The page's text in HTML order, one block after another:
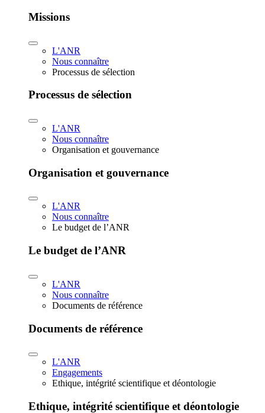
Missions
L'ANR
Nous connaître
Processus de sélection
Processus de sélection
L'ANR
Nous connaître
Organisation et gouvernance
Organisation et gouvernance
L'ANR
Nous connaître
Le budget de l’ANR
Le budget de l’ANR
L'ANR
Nous connaître
Documents de référence
Documents de référence
L'ANR
Engagements
Ethique, intégrité scientifique et déontologie
Ethique, intégrité scientifique et déontologie